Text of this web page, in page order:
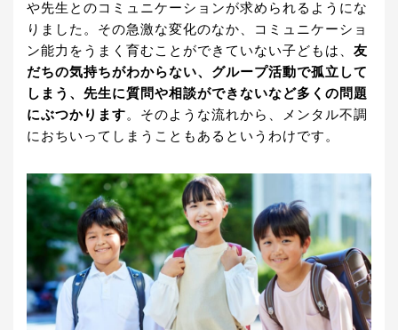
や先生とのコミュニケーションが求められるようにな
りました。その急激な変化のなか、コミュニケーショ
ン能力をうまく育むことができていない子どもは、 友
だちの気持ちがわからない、グループ活動で孤立して
しまう、先生に質問や相談ができないなど多くの問題
にぶつかります。そのような流れから、メンタル不調
におちいってしまうこともあるというわけです。